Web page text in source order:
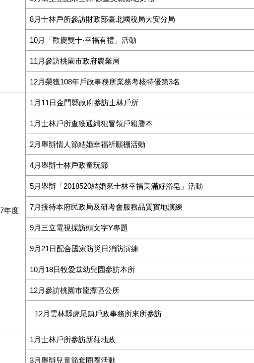
8月出生登記來士林‧歡慶父親節送好禮
8月士林戶所參訪財政部臺北國稅局大安分局
10月「歡慶雙十‧幸福有禮」活動
11月參訪桃園市政府農業局
12月榮獲108年戶政事務所業務考核特優第3名
年度
1月11日金門縣政府參訪士林戶所
1月士林戶所查獲通緝犯冒領戶籍謄本
2月舉辦情人節結婚幸福祈願棚活動
4月舉辦士林戶政童玩節
5月舉辦「2018520結婚來士林幸福美滿好浴皂」活動
7月接待本府民政局及研考會服務品質實地演練
9月三立電視採訪頭文字Y專題
9月21日配合國家防災日消防演練
10月18日牧愛堂幼兒園參訪本所
12月參訪桃園市龍潭區公所
12月雲林縣虎尾鎮戶政事務所來所參訪
1月士林戶所參訪新莊地政